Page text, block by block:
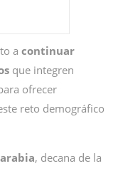
a continuar
que integren
ofrecer
reto demográfico
, decana de la